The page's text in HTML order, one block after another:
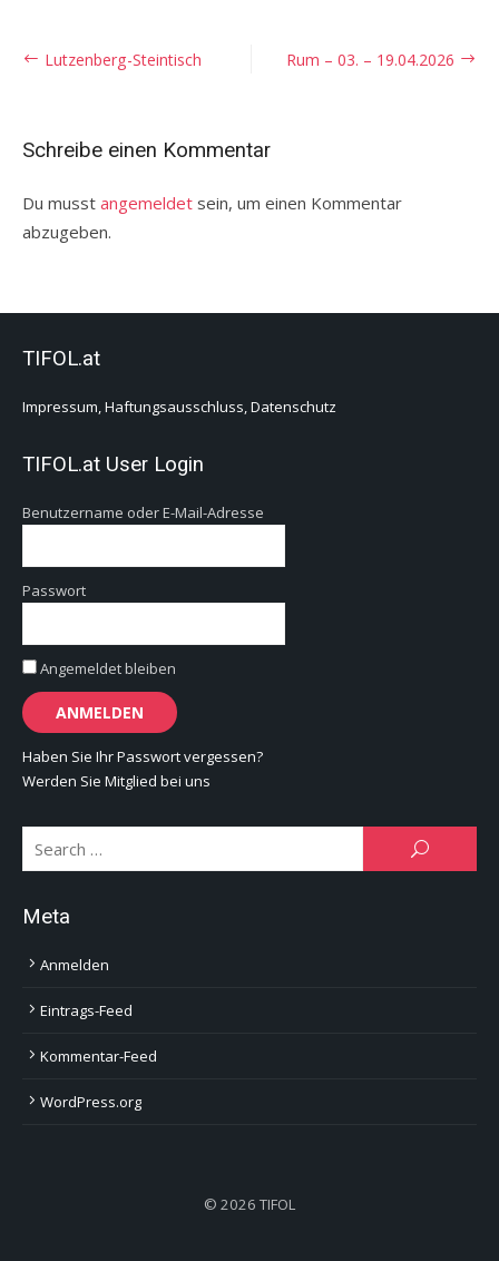
Beitragsnavigation Rum – 03. – 19.04.2026
Lutzenberg-Steintisch
Schreibe einen Kommentar
Du musst angemeldet sein, um einen Kommentar
abzugeben.
TIFOL.at
Impressum, Haftungsausschluss, Datenschutz
TIFOL.at User Login
Benutzername oder E-Mail-Adresse
Passwort
Angemeldet bleiben
Haben Sie Ihr Passwort vergessen?
Werden Sie Mitglied bei uns
SEARCH
Meta
Anmelden
Eintrags-Feed
Kommentar-Feed
WordPress.org
© 2026 TIFOL